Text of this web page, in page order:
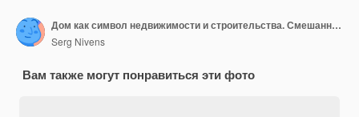
Дом как символ недвижимости и строительства. Смешанная техника
Serg Nivens
Вам также могут понравиться эти фото